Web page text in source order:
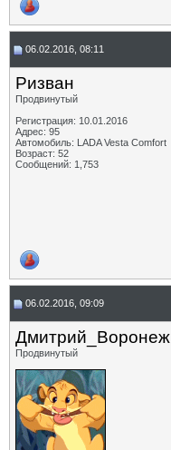
06.02.2016, 08:11
Ризван
Продвинутый
Регистрация: 10.01.2016
Адрес: 95
Автомобиль: LADA Vesta Сomfort
Возраст: 52
Сообщений: 1,753
06.02.2016, 09:09
Дмитрий_Воронеж
Продвинутый